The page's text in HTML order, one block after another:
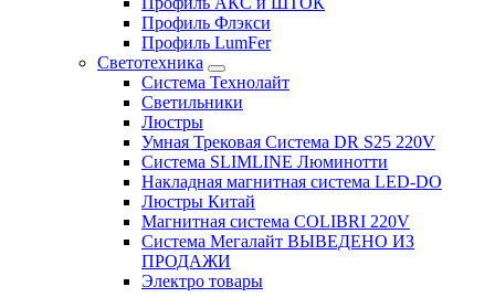
Профиль Флэкси
Профиль LumFer
Светотехника
Система Технолайт
Светильники
Люстры
Умная Трековая Система DR S25 220V
Система SLIMLINE Люминотти
Накладная магнитная система LED-DO
Люстры Китай
Магнитная система COLIBRI 220V
Система Мегалайт ВЫВЕДЕНО ИЗ
ПРОДАЖИ
Электро товары